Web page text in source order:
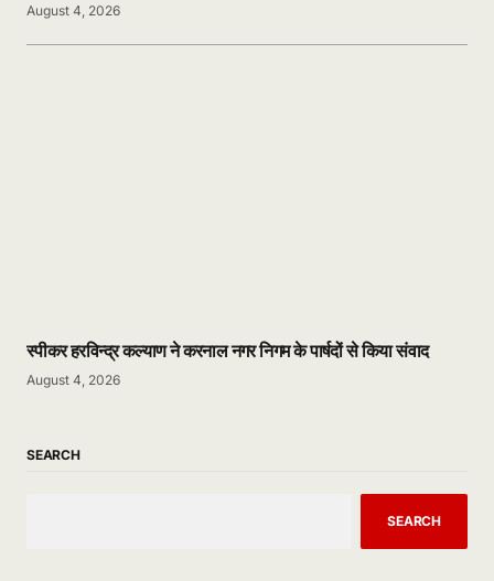
August 4, 2026
स्पीकर हरविन्द्र कल्याण ने करनाल नगर निगम के पार्षदों से किया संवाद
August 4, 2026
SEARCH
SEARCH